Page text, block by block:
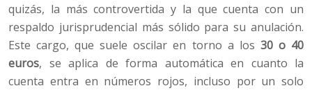
quizás, la más controvertida y la que cuenta con un
respaldo jurisprudencial más sólido para su anulación.
Este cargo, que suele oscilar en torno a los 30 o 40
euros, se aplica de forma automática en cuanto la
cuenta entra en números rojos, incluso por un solo